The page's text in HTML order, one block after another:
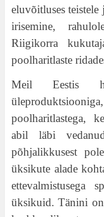
eluvõitluses
irisemine,
Riigikorra
poolharitlaste
Meil Eestis
poolharitlastega,
abil läbi
põhjalikkusest
üksikute alade
ettevalmistusega
üksikuid. Tänini